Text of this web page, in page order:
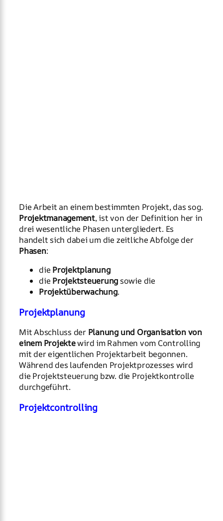
Die Arbeit an einem bestimmten Projekt, das sog.
Projektmanagement, ist von der Definition her in
drei wesentliche Phasen untergliedert. Es
handelt sich dabei um die zeitliche Abfolge der
Phasen:
die Projektplanung
die Projektsteuerung sowie die
Projektüberwachung.
Projektplanung
Mit Abschluss der Planung und Organisation von
einem Projektewird im Rahmen vom Controlling
mit der eigentlichen Projektarbeit begonnen.
Während des laufenden Projektprozesses wird
die Projektsteuerung bzw. die Projektkontrolle
durchgeführt.
Projektcontrolling